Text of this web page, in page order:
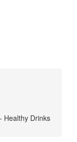
Healthy Drinks